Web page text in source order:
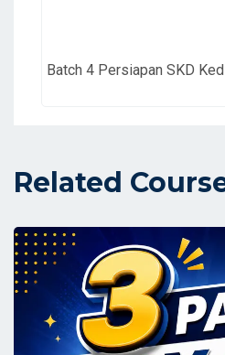
Batch 4 Persiapan SKD
Related